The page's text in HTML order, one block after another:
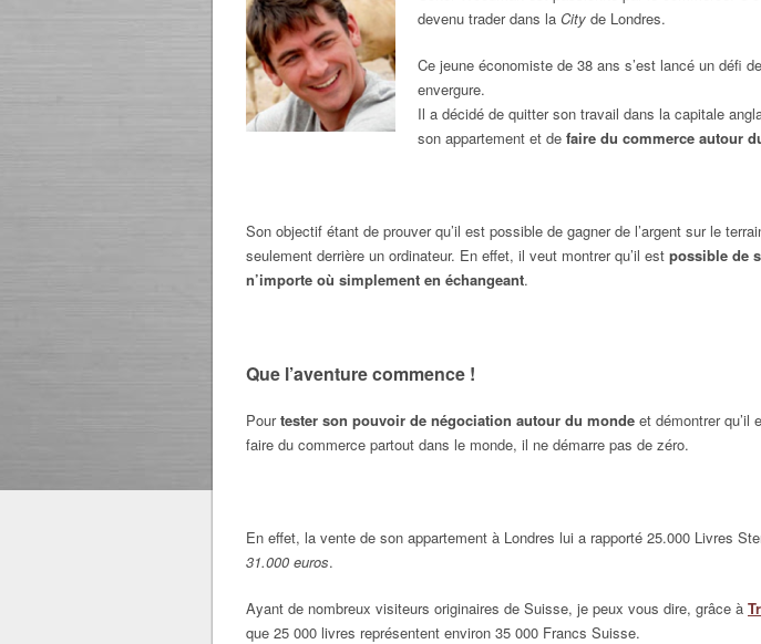
devenu trader dans la City de Londres.
Ce jeune économiste de 38 ans s’est lancé un défi
envergure.
Il a décidé de quitter son travail dans la capitale
son appartement et de faire du commerce autour
Son objectif étant de prouver qu’il est possible de gagner de l’argent sur le
seulement derrière un ordinateur. En effet, il veut montrer qu’il est possible de
n’importe où simplement en échangeant.
Que l’aventure commence !
Pourtester son pouvoir de négociation autour du monde et démontrer qu’il
faire du commerce partout dans le monde, il ne démarre pas de zéro.
En effet, la vente de son appartement à Londres lui a rapporté 25.000 Livres
31.000 euros.
Ayant de nombreux visiteurs originaires de Suisse, je peux vous dire, grâce à
que 25 000 livres représentent environ 35 000 Francs Suisse.